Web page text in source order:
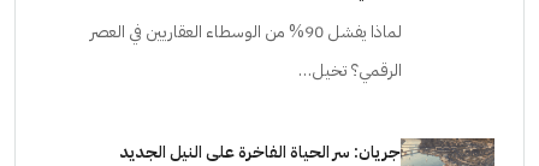
لماذا يفشل 90% من الوسطاء العقاريين في العصر
الرقمي؟ تخيل…
جريان: سر الحياة الفاخرة على النيل الجديد